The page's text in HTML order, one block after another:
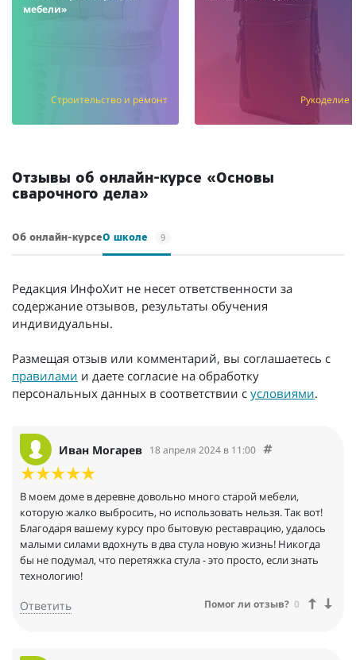
мебели»
Строительство и ремонт Рукоделие
Отзывы об онлайн-курсе «Основы
сварочного дела»
Об онлайн-курсеО школе 9
Редакция ИнфоХит не несет ответственности за
содержание отзывов, результаты обучения
индивидуальны.
Размещая отзыв или комментарий, вы соглашаетесь с
правилами и даете согласие на обработку
персональных данных в соответствии с условиями.
Иван Могарев 18 апреля 2024 в 11:00
В моем доме в деревне довольно много старой мебели,
которую жалко выбросить, но использовать нельзя. Так вот!
Благодаря вашему курсу про бытовую реставрацию, удалось
малыми силами вдохнуть в два стула новую жизнь! Никогда
бы не подумал, что перетяжка стула - это просто, если знать
технологию!
Ответить Помог ли отзыв? 0